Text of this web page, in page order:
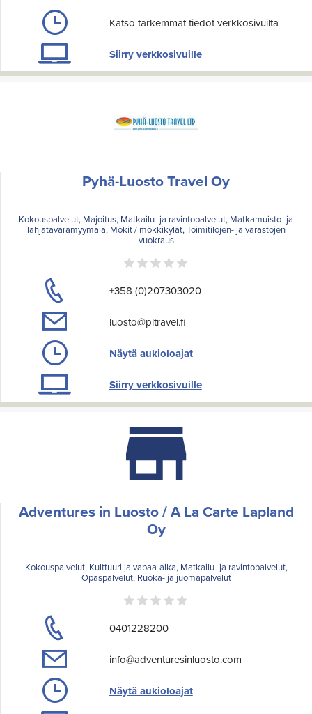
Katso tarkemmat tiedot verkkosivuilta
Siirry verkkosivuille
Pyhä-Luosto Travel Oy
Kokouspalvelut, Majoitus, Matkailu- ja ravintopalvelut, Matkamuisto- ja
lahjatavaramyymälä, Mökit / mökkikylät, Toimitilojen- ja varastojen
vuokraus
+358 (0)207303020
luosto@pltravel.fi
Näytä aukioloajat
Siirry verkkosivuille
Adventures in Luosto / A La Carte Lapland
Oy
Kokouspalvelut, Kulttuuri ja vapaa-aika, Matkailu- ja ravintopalvelut,
Opaspalvelut, Ruoka- ja juomapalvelut
0401228200
info@adventuresinluosto.com
Näytä aukioloajat